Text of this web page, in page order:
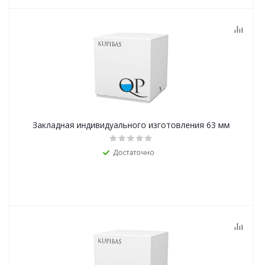
Закладная индивидуального изготовления 63 мм
Достаточно